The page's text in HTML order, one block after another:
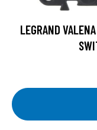
LEGRAND